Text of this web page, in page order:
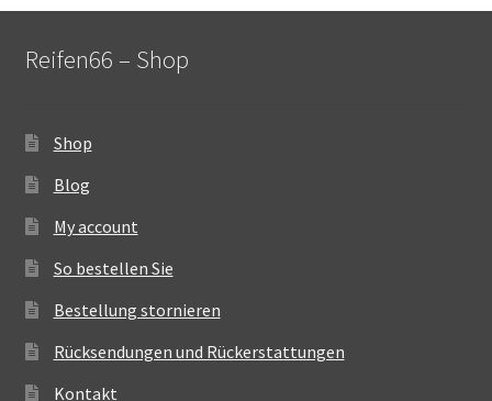
Reifen66 – Shop
Shop
Blog
My account
So bestellen Sie
Bestellung stornieren
Rücksendungen und Rückerstattungen
Kontakt